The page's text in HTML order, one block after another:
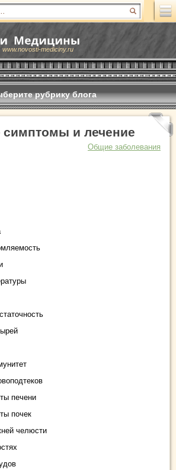
www.novosti-mediciny.ru
рубрику блога
и лечение
Общие заболевания
печени
почек
челюсти